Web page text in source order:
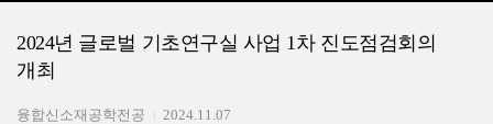
2024년 글로벌 기초연구실 사업 1차 진도점검회의
개최
융합신소재공학전공 2024.11.07